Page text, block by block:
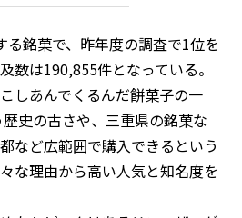
銘菓で、昨年度の調査で1位を
数は190,855件となっている。
しあんでくるんだ餅菓子の一
史の古さや、三重県の銘菓な
など広範囲で購入できるという
な理由から高い人気と知名度を